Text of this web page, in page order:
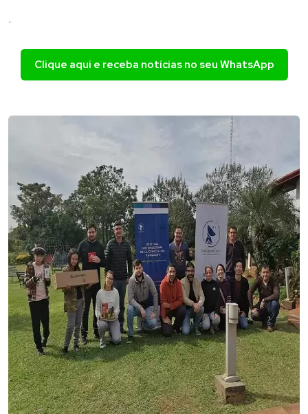
.
Clique aqui e receba notícias no seu WhatsApp